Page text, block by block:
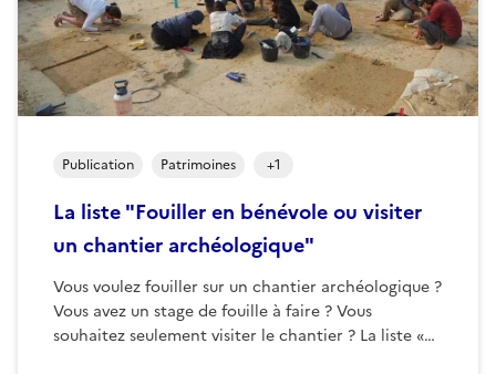
La liste "Fouiller en bénévole ou visiter
un chantier archéologique"
Vous voulez fouiller sur un chantier archéologique ?
Vous avez un stage de fouille à faire ? Vous
souhaitez seulement visiter le chantier ? La liste «…
Publication Patrimoines +1